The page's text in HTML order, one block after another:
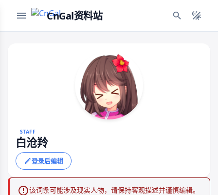
CnGal资料站
STAFF
白沧羚
登录后编辑
该词条可能涉及现实人物，请保持客观描述并谨慎编辑。